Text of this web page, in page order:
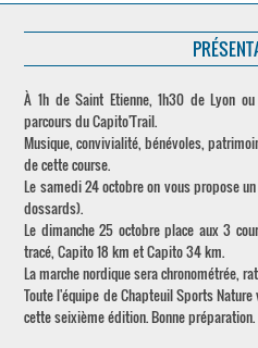
À 1h de Saint Etienne, 1h30 de Lyon
parcours du Capito'Trail.
Musique, convivialité, bénévoles,
de cette course.
Le samedi 24 octobre on vous propose
dossards).
Le dimanche 25 octobre place aux 3
tracé, Capito 18 km et Capito 34 km.
La marche nordique sera chronométrée,
Toute l'équipe de Chapteuil Sports
cette seixième édition. Bonne préparation.